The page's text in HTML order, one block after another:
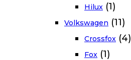
Hilux (1)
Volkswagen (11)
Crossfox (4)
Fox (1)